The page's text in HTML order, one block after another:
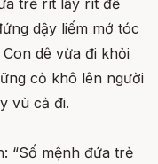
trẻ rít lấy rít để
dậy liếm mớ tóc
dê vừa đi khỏi
cỏ khô lên người
vù cả đi.
“Số mệnh đứa trẻ